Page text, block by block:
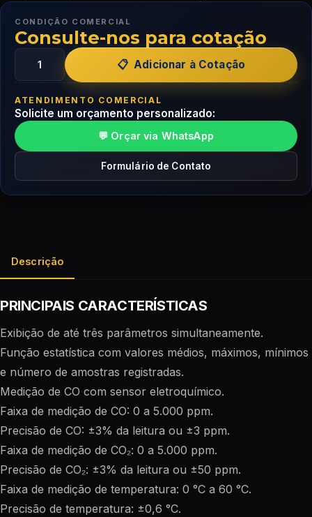
CONDIÇÃO COMERCIAL
Consulte-nos para cotação
Adicionar à Cotação
ATENDIMENTO COMERCIAL
Solicite um orçamento personalizado:
💬 Orçar via WhatsApp
Formulário de Contato
Descrição
PRINCIPAIS CARACTERÍSTICAS
Exibição de até três parâmetros simultaneamente.
Função estatística com valores médios, máximos, mínimos
e número de amostras registradas.
Medição de CO com sensor eletroquímico.
Faixa de medição de CO: 0 a 5.000 ppm.
Precisão de CO: ±3% da leitura ou ±3 ppm.
Faixa de medição de CO₂: 0 a 5.000 ppm.
Precisão de CO₂: ±3% da leitura ou ±50 ppm.
Faixa de medição de temperatura: 0 °C a 60 °C.
Precisão de temperatura: ±0,6 °C.